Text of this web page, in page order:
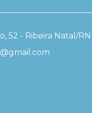
52 - Ribeira Natal/RN